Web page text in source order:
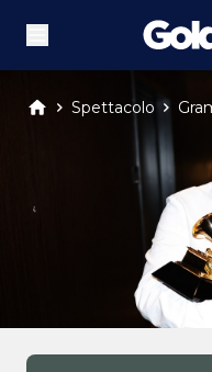
Spettacolo